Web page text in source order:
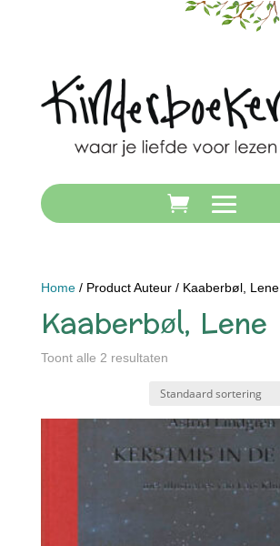
Home/ Product Auteur / Kaaberbøl, Lene
Kaaberbøl, Lene
Toont alle 2 resultaten